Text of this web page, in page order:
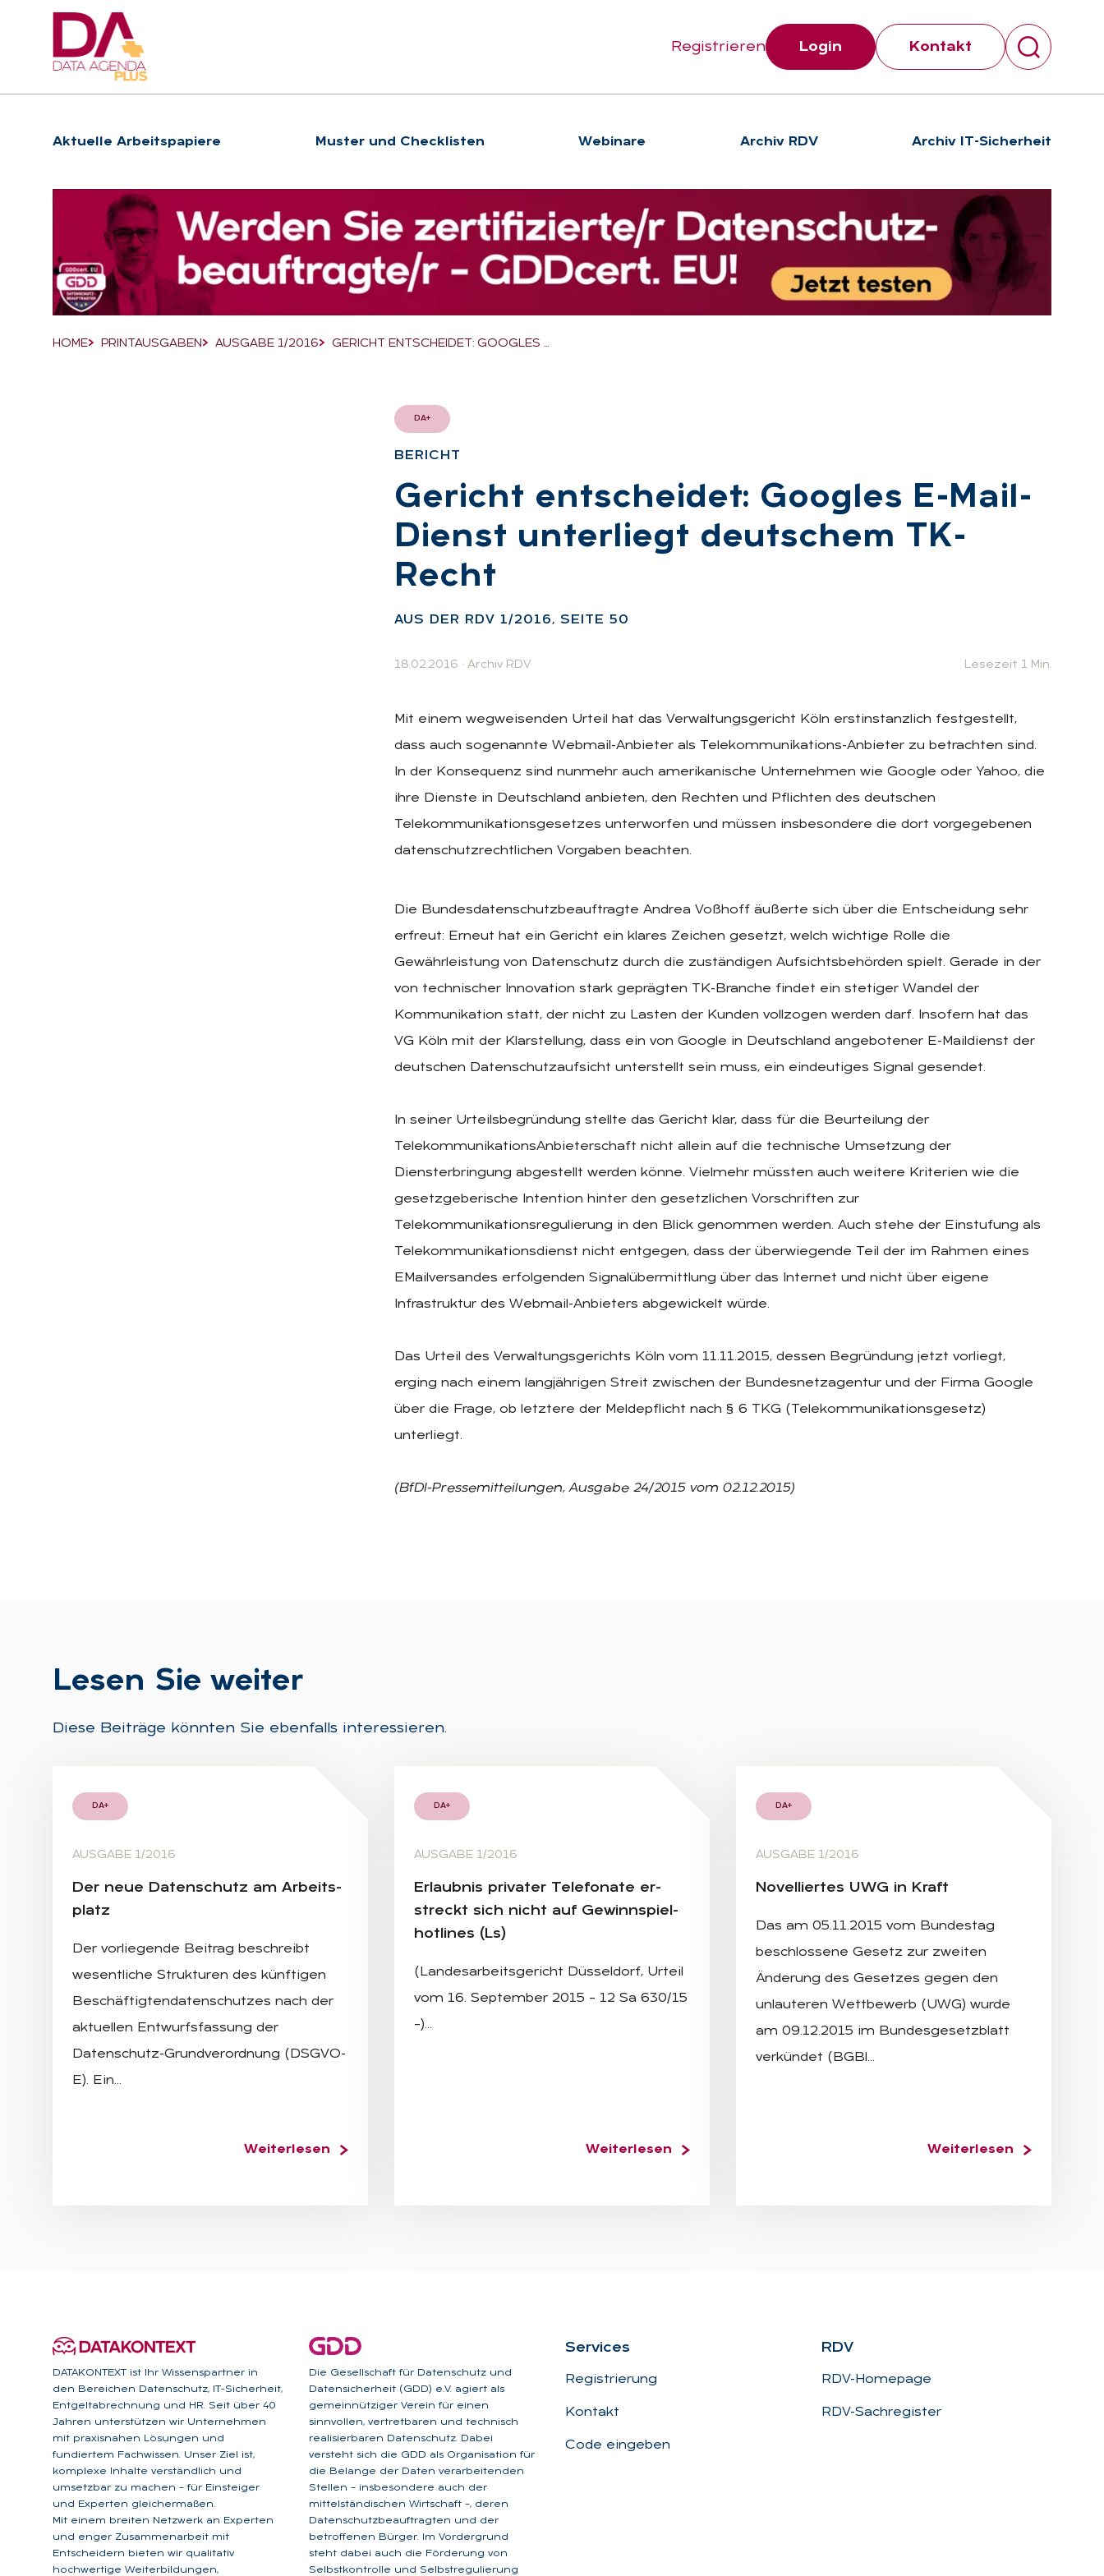
Suchfeld
Suchen
Registrieren Login Kontakt
Hauptnavigation
Ak­tu­el­le Ar­beits­pa­pie­re Muster und Checklisten We­bi­na­re Archiv RDV Archiv IT-Sicherheit
Breadcrumb-Navigation
HOME PRINTAUSGABEN AUSGABE 1/2016 GERICHT ENTSCHEIDET: GOOGLES …
DA+
BE­RICHT
:
Ge­richt ent­schei­det: Goo­g­les E-Mail-
Dienst un­ter­liegt deut­schem TK-
Recht
AUS DER RDV 1/2016, SEI­TE 50
18.02.2016 · Archiv RDV Lesezeit 1 Min.
Mit einem wegweisenden Urteil hat das Verwaltungsgericht Köln erstinstanzlich festgestellt,
dass auch sogenannte Webmail-Anbieter als Telekommunikations-Anbieter zu betrachten sind.
In der Konsequenz sind nunmehr auch amerikanische Unternehmen wie Google oder Yahoo, die
ihre Dienste in Deutschland anbieten, den Rechten und Pflichten des deutschen
Telekommunikationsgesetzes unterworfen und müssen insbesondere die dort vorgegebenen
datenschutzrechtlichen Vorgaben beachten.
Die Bundesdatenschutzbeauftragte Andrea Voßhoff äußerte sich über die Entscheidung sehr
erfreut: Erneut hat ein Gericht ein klares Zeichen gesetzt, welch wichtige Rolle die
Gewährleistung von Datenschutz durch die zuständigen Aufsichtsbehörden spielt. Gerade in der
von technischer Innovation stark geprägten TK-Branche findet ein stetiger Wandel der
Kommunikation statt, der nicht zu Lasten der Kunden vollzogen werden darf. Insofern hat das
VG Köln mit der Klarstellung, dass ein von Google in Deutschland angebotener E-Maildienst der
deutschen Datenschutzaufsicht unterstellt sein muss, ein eindeutiges Signal gesendet.
In seiner Urteilsbegründung stellte das Gericht klar, dass für die Beurteilung der
TelekommunikationsAnbieterschaft nicht allein auf die technische Umsetzung der
Diensterbringung abgestellt werden könne. Vielmehr müssten auch weitere Kriterien wie die
gesetzgeberische Intention hinter den gesetzlichen Vorschriften zur
Telekommunikationsregulierung in den Blick genommen werden. Auch stehe der Einstufung als
Telekommunikationsdienst nicht entgegen, dass der überwiegende Teil der im Rahmen eines
EMailversandes erfolgenden Signalübermittlung über das Internet und nicht über eigene
Infrastruktur des Webmail-Anbieters abgewickelt würde.
Das Urteil des Verwaltungsgerichts Köln vom 11.11.2015, dessen Begründung jetzt vorliegt,
erging nach einem langjährigen Streit zwischen der Bundesnetzagentur und der Firma Google
über die Frage, ob letztere der Meldepflicht nach § 6 TKG (Telekommunikationsgesetz)
unterliegt.
(BfDI-Pressemitteilungen, Ausgabe 24/2015 vom 02.12.2015)
Le­sen Sie wei­ter
Diese Beiträge könnten Sie ebenfalls interessieren.
DA+
AUSGABE 1/2016
Der neue Da­ten­schutz am Ar­beits­
platz
Der vorliegende Beitrag beschreibt
wesentliche Strukturen des künftigen
Beschäftigtendatenschutzes nach der
aktuellen Entwurfsfassung der
Datenschutz-Grundverordnung (DSGVO-
E). Ein…
Weiterlesen
DA+
AUSGABE 1/2016
Er­laub­nis pri­va­ter Te­le­fo­na­te er­
streckt sich nicht auf Ge­winn­spiel­
hot­lines (Ls)
(Landesarbeitsgericht Düsseldorf, Urteil
vom 16. September 2015 – 12 Sa 630/15
–)…
Weiterlesen
DA+
AUSGABE 1/2016
No­vel­lier­tes UWG in Kraft
Das am 05.11.2015 vom Bundestag
beschlossene Gesetz zur zweiten
Änderung des Gesetzes gegen den
unlauteren Wettbewerb (UWG) wurde
am 09.12.2015 im Bundesgesetzblatt
verkündet (BGBl…
Weiterlesen
DATAKONTEXT ist Ihr Wissenspartner in
den Bereichen Datenschutz, IT-Sicherheit,
Entgeltabrechnung und HR. Seit über 40
Jahren unterstützen wir Unternehmen
mit praxisnahen Lösungen und
fundiertem Fachwissen. Unser Ziel ist,
komplexe Inhalte verständlich und
umsetzbar zu machen – für Einsteiger
und Experten gleichermaßen.
Mit einem breiten Netzwerk an Experten
und enger Zusammenarbeit mit
Entscheidern bieten wir qualitativ
hochwertige Weiterbildungen,
Die Gesellschaft für Datenschutz und
Datensicherheit (GDD) e.V. agiert als
gemeinnütziger Verein für einen
sinnvollen, vertretbaren und technisch
realisierbaren Datenschutz. Dabei
versteht sich die GDD als Organisation für
die Belange der Daten verarbeitenden
Stellen – insbesondere auch der
mittelständischen Wirtschaft –, deren
Datenschutzbeauftragten und der
betroffenen Bürger. Im Vordergrund
steht dabei auch die Förderung von
Selbstkontrolle und Selbstregulierung
Ser­vices
Registrierung
Kontakt
Code eingeben
RDV
RDV-Homepage
RDV-Sachregister